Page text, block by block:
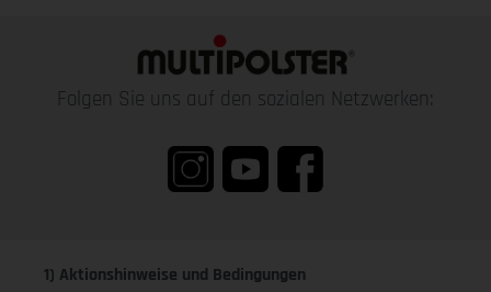
Folgen Sie uns auf den sozialen Netzwerken:
1) Aktionshinweise und Bedingungen